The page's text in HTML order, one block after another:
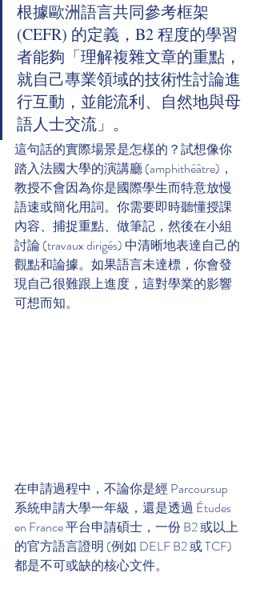
根據歐洲語言共同參考框架
(CEFR) 的定義，B2 程度的學習
者能夠「理解複雜文章的重點，
就自己專業領域的技術性討論進
行互動，並能流利、自然地與母
語人士交流」。
這句話的實際場景是怎樣的？試想像你
踏入法國大學的演講廳 (amphithéâtre)，
教授不會因為你是國際學生而特意放慢
語速或簡化用詞。你需要即時聽懂授課
內容、捕捉重點、做筆記，然後在小組
討論 (travaux dirigés) 中清晰地表達自己的
觀點和論據。如果語言未達標，你會發
現自己很難跟上進度，這對學業的影響
可想而知。
在申請過程中，不論你是經 Parcoursup
系統申請大學一年級，還是透過 Études
en France 平台申請碩士，一份 B2 或以上
的官方語言證明 (例如 DELF B2 或 TCF)
都是不可或缺的核心文件。